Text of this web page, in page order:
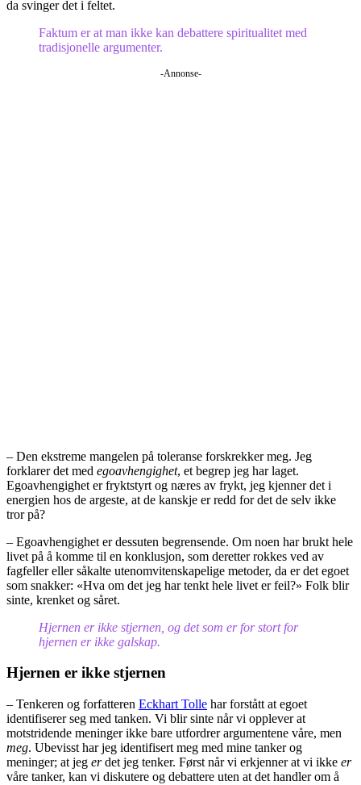
da svinger det i feltet.
Faktum er at man ikke kan debattere spiritualitet med
tradisjonelle argumenter.
-Annonse-
– Den ekstreme mangelen på toleranse forskrekker meg. Jeg
forklarer det med egoavhengighet, et begrep jeg har laget.
Egoavhengighet er fryktstyrt og næres av frykt, jeg kjenner det i
energien hos de argeste, at de kanskje er redd for det de selv ikke
tror på?
– Egoavhengighet er dessuten begrensende. Om noen har brukt hele
livet på å komme til en konklusjon, som deretter rokkes ved av
fagfeller eller såkalte utenomvitenskapelige metoder, da er det egoet
som snakker: «Hva om det jeg har tenkt hele livet er feil?» Folk blir
sinte, krenket og såret.
Hjernen er ikke stjernen, og det som er for stort for
hjernen er ikke galskap.
Hjernen er ikke stjernen
– Tenkeren og forfatteren Eckhart Tolle har forstått at egoet
identifiserer seg med tanken. Vi blir sinte når vi opplever at
motstridende meninger ikke bare utfordrer argumentene våre, men
meg. Ubevisst har jeg identifisert meg med mine tanker og
meninger; at jeg erdet jeg tenker. Først når vi erkjenner at vi ikke er
våre tanker, kan vi diskutere og debattere uten at det handler om å